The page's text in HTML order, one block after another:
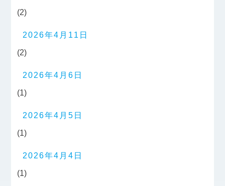
(2)
2026年4月11日
(2)
2026年4月6日
(1)
2026年4月5日
(1)
2026年4月4日
(1)